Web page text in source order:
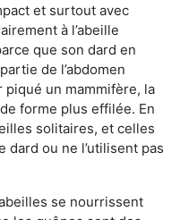
et surtout avec
à l’abeille
que son dard en
de l’abdomen
piqué un mammifère, la
forme plus effilée. En
solitaires, et celles
dard ou ne l’utilisent pas
se nourrissent